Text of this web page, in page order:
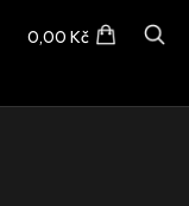
0,00 Kč